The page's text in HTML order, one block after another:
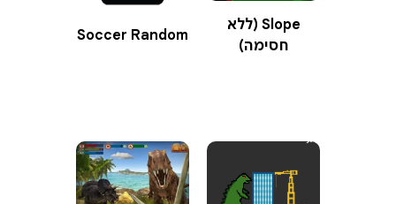
Slope (ללא
חסימה)
Soccer Random